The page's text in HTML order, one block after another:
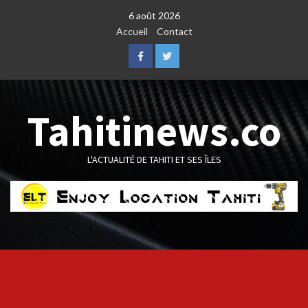
6 août 2026
Accueil
Contact
FacebookTwitter
Tahitinews.co
L'ACTUALITÉ DE TAHITI ET SES ÎLES